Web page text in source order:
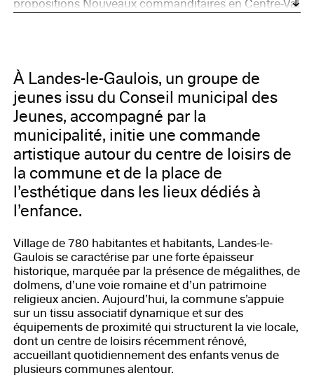
propositions Nouveaux commanditaires en Centre-Val
de Loire, avec le soutien de la Société des Nouveaux
À Landes-le-Gaulois, un groupe de
jeunes issu du Conseil municipal des
Jeunes, accompagné par la
municipalité, initie une commande
artistique autour du centre de loisirs de
la commune et de la place de
l’esthétique dans les lieux dédiés à
l’enfance.
Village de 780 habitantes et habitants, Landes-le-
Gaulois se caractérise par une forte épaisseur
historique, marquée par la présence de mégalithes, de
dolmens, d’une voie romaine et d’un patrimoine
religieux ancien. Aujourd’hui, la commune s’appuie
sur un tissu associatif dynamique et sur des
équipements de proximité qui structurent la vie locale,
dont un centre de loisirs récemment rénové,
accueillant quotidiennement des enfants venus de
plusieurs communes alentour.